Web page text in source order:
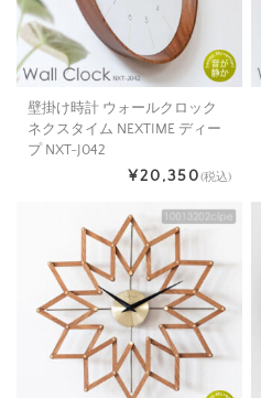
壁掛け時計 ウォールクロック
ネクスタイム NEXTIME ディー
プ NXT-J042
¥20,350(税込)